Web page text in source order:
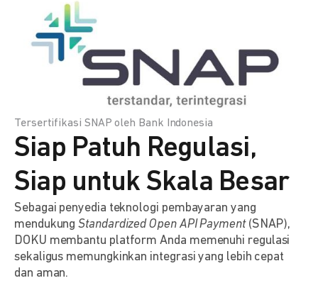
Tersertifikasi SNAP oleh Bank Indonesia
Siap Patuh Regulasi,
Siap untuk Skala Besar
Sebagai penyedia teknologi pembayaran yang
mendukungStandardized Open API Payment(SNAP),
DOKU membantu platform Anda memenuhi regulasi
sekaligus memungkinkan integrasi yang lebih cepat
dan aman.